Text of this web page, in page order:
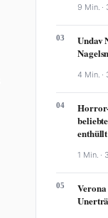
9 Min. ·
03
Undav
4 Min. ·
04
1 Min. ·
05